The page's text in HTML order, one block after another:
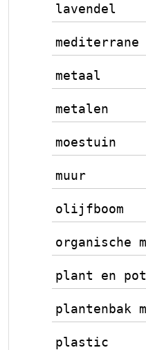
lavendel
mediterrane
metaal
metalen
moestuin
muur
olijfboom
organische
plant en pot
plantenbak
plastic